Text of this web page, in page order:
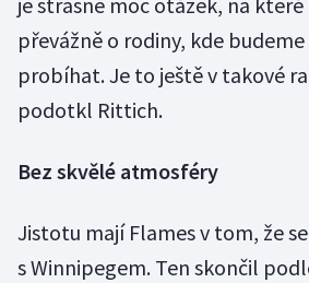
převážně o rodiny, kde
probíhat. Je to ještě v takové
podotkl Rittich.
Bez skvělé atmosféry
Jistotu mají Flames v tom, že
s Winnipegem. Ten skončil